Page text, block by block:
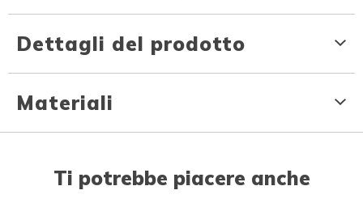
Dettagli del prodotto
Materiali
Ti potrebbe piacere anche